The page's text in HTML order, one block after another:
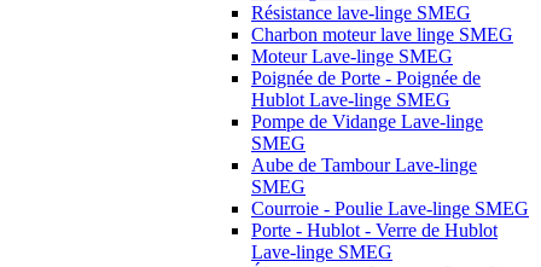
Résistance lave-linge SMEG
Charbon moteur lave linge SMEG
Moteur Lave-linge SMEG
Poignée de Porte - Poignée de
Hublot Lave-linge SMEG
Pompe de Vidange Lave-linge
SMEG
Aube de Tambour Lave-linge
SMEG
Courroie - Poulie Lave-linge SMEG
Porte - Hublot - Verre de Hublot
Lave-linge SMEG